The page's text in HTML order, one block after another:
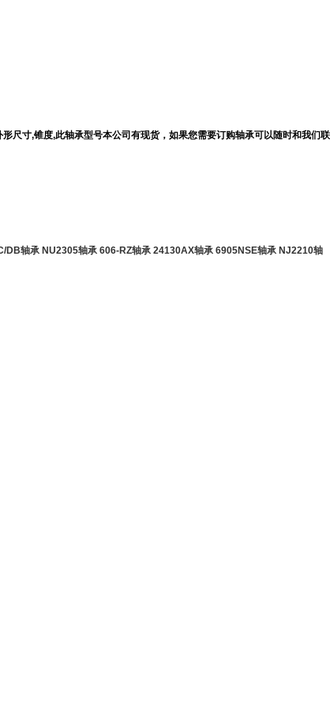
尺寸,锥度,此轴承型号本公司有现货，如果您需要订购轴承可以随时和我们联
DB轴承 NU2305轴承 606-RZ轴承 24130AX轴承 6905NSE轴承 NJ2210轴